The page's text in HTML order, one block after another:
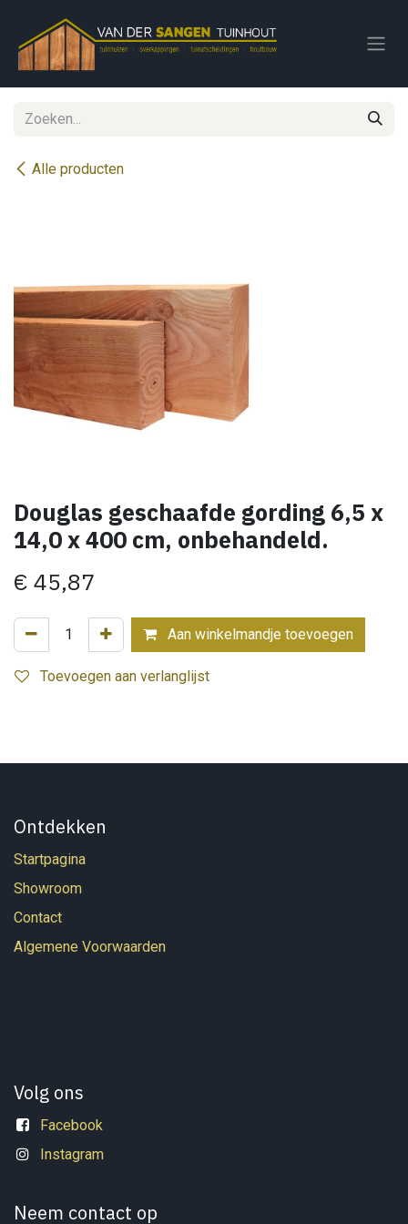
Alle producten
Douglas geschaafde gording 6,5 x
14,0 x 400 cm, onbehandeld.
€ 45,87
Aan winkelmandje toevoegen
Toevoegen aan verlanglijst
Ontdekken
Startpagina
Showroom
Contact
Algemene Voorwaarden
Volg ons
Facebook
Instagram
Neem contact op